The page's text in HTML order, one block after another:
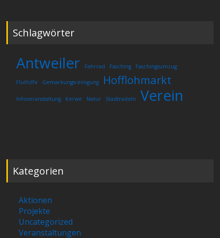
Schlagwörter
Antweiler Fahrrad Fasching Faschingsumzug
Fluthilfe Gemarkungsreinigung Hofflohmarkt
Infoveranstaltung Kerwe Natur Stadtradeln Verein
Kategorien
Aktionen
Projekte
Uncategorized
Veranstaltungen